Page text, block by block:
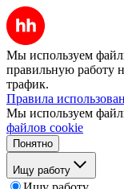
Мы используем
правильную работу
трафик.
Правила
Мы используем
файлов cookie
Понятно
Ищу работу